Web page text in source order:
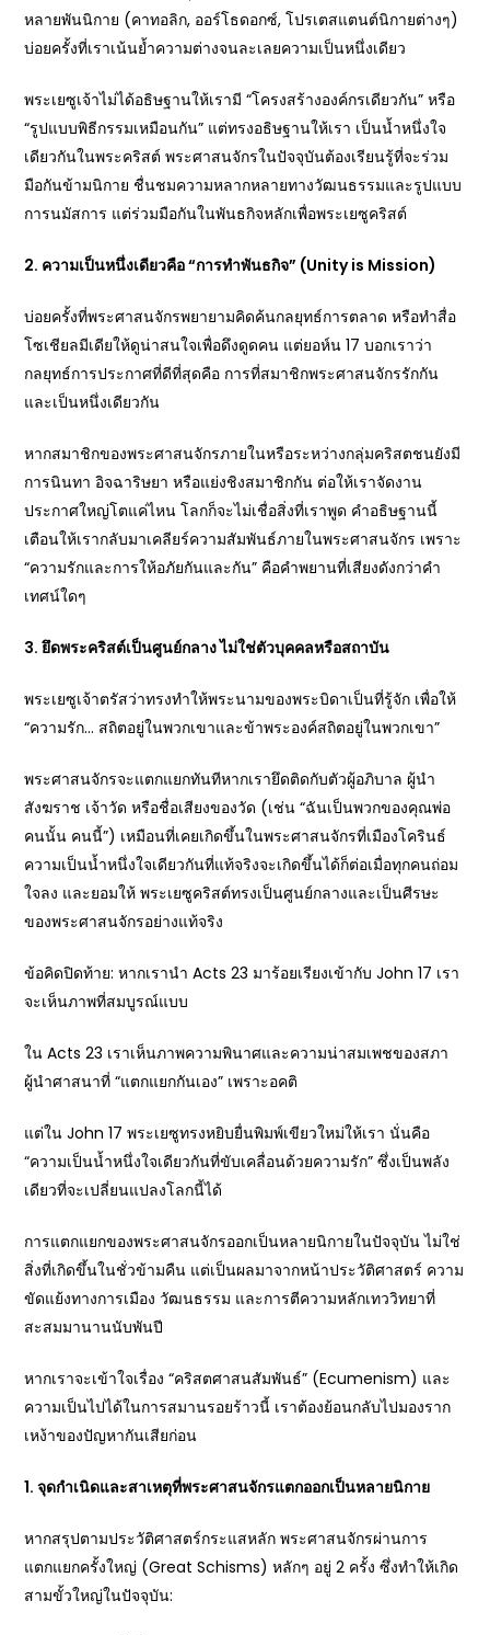
หลายพันนิกาย (คาทอลิก, ออร์โธดอกซ์, โปรเตสแตนต์นิกายต่างๆ)
บ่อยครั้งที่เราเน้นย้ำความต่างจนละเลยความเป็นหนึ่งเดียว
พระเยซูเจ้าไม่ได้อธิษฐานให้เรามี “โครงสร้างองค์กรเดียวกัน” หรือ
“รูปแบบพิธีกรรมเหมือนกัน” แต่ทรงอธิษฐานให้เรา เป็นน้ำหนึ่งใจ
เดียวกันในพระคริสต์ พระศาสนจักรในปัจจุบันต้องเรียนรู้ที่จะร่วม
มือกันข้ามนิกาย ชื่นชมความหลากหลายทางวัฒนธรรมและรูปแบบ
การนมัสการ แต่ร่วมมือกันในพันธกิจหลักเพื่อพระเยซูคริสต์
2. ความเป็นหนึ่งเดียวคือ “การทำพันธกิจ” (Unity is Mission)
บ่อยครั้งที่พระศาสนจักรพยายามคิดค้นกลยุทธ์การตลาด หรือทำสื่อ
โซเชียลมีเดียให้ดูน่าสนใจเพื่อดึงดูดคน แต่ยอห์น 17 บอกเราว่า
กลยุทธ์การประกาศที่ดีที่สุดคือ การที่สมาชิกพระศาสนจักรรักกัน
และเป็นหนึ่งเดียวกัน
หากสมาชิกของพระศาสนจักรภายในหรือระหว่างกลุ่มคริสตชนยังมี
การนินทา อิจฉาริษยา หรือแย่งชิงสมาชิกกัน ต่อให้เราจัดงาน
ประกาศใหญ่โตแค่ไหน โลกก็จะไม่เชื่อสิ่งที่เราพูด คำอธิษฐานนี้
เตือนให้เรากลับมาเคลียร์ความสัมพันธ์ภายในพระศาสนจักร เพราะ
“ความรักและการให้อภัยกันและกัน” คือคำพยานที่เสียงดังกว่าคำ
เทศน์ใดๆ
3. ยึดพระคริสต์เป็นศูนย์กลาง ไม่ใช่ตัวบุคคลหรือสถาบัน
พระเยซูเจ้าตรัสว่าทรงทำให้พระนามของพระบิดาเป็นที่รู้จัก เพื่อให้
“ความรัก… สถิตอยู่ในพวกเขาและข้าพระองค์สถิตอยู่ในพวกเขา”
พระศาสนจักรจะแตกแยกทันทีหากเรายึดติดกับตัวผู้อภิบาล ผู้นำ
สังฆราช เจ้าวัด หรือชื่อเสียงของวัด (เช่น “ฉันเป็นพวกของคุณพ่อ
คนนั้น คนนี้”) เหมือนที่เคยเกิดขึ้นในพระศาสนจักรที่เมืองโครินธ์
ความเป็นน้ำหนึ่งใจเดียวกันที่แท้จริงจะเกิดขึ้นได้ก็ต่อเมื่อทุกคนถ่อม
ใจลง และยอมให้ พระเยซูคริสต์ทรงเป็นศูนย์กลางและเป็นศีรษะ
ของพระศาสนจักรอย่างแท้จริง
ข้อคิดปิดท้าย: หากเรานำ Acts 23 มาร้อยเรียงเข้ากับ John 17 เรา
จะเห็นภาพที่สมบูรณ์แบบ
ใน Acts 23 เราเห็นภาพความพินาศและความน่าสมเพชของสภา
ผู้นำศาสนาที่ “แตกแยกกันเอง” เพราะอคติ
แต่ใน John 17 พระเยซูทรงหยิบยื่นพิมพ์เขียวใหม่ให้เรา นั่นคือ
“ความเป็นน้ำหนึ่งใจเดียวกันที่ขับเคลื่อนด้วยความรัก” ซึ่งเป็นพลัง
เดียวที่จะเปลี่ยนแปลงโลกนี้ได้
การแตกแยกของพระศาสนจักรออกเป็นหลายนิกายในปัจจุบัน ไม่ใช่
สิ่งที่เกิดขึ้นในชั่วข้ามคืน แต่เป็นผลมาจากหน้าประวัติศาสตร์ ความ
ขัดแย้งทางการเมือง วัฒนธรรม และการตีความหลักเทววิทยาที่
สะสมมานานนับพันปี
หากเราจะเข้าใจเรื่อง “คริสตศาสนสัมพันธ์” (Ecumenism) และ
ความเป็นไปได้ในการสมานรอยร้าวนี้ เราต้องย้อนกลับไปมองราก
เหง้าของปัญหากันเสียก่อน
1. จุดกำเนิดและสาเหตุที่พระศาสนจักรแตกออกเป็นหลายนิกาย
หากสรุปตามประวัติศาสตร์กระแสหลัก พระศาสนจักรผ่านการ
แตกแยกครั้งใหญ่ (Great Schisms) หลักๆ อยู่ 2 ครั้ง ซึ่งทำให้เกิด
สามขั้วใหญ่ในปัจจุบัน: